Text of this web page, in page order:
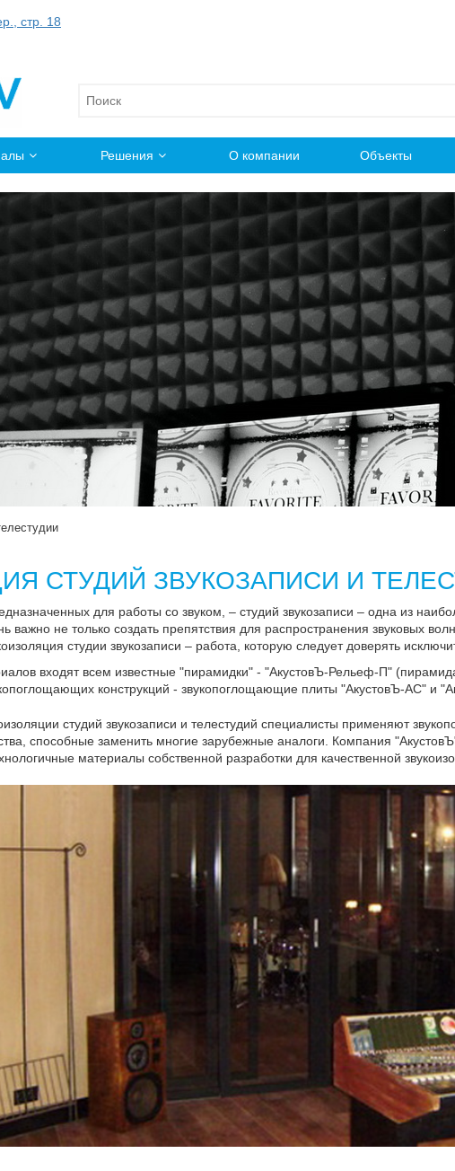
стр. 18
Решения О компании Объекты
СТУДИЙ ЗВУКОЗАПИСИ И
для работы со звуком, – студий звукозаписи – одна из
важно не только создать препятствия для распространения звуковых
студии звукозаписи – работа, которую следует доверять
входят всем известные "пирамидки" - "АкустовЪ-Рельеф-П"
конструкций - звукопоглощающие плиты "АкустовЪ-АС" и
студий звукозаписи и телестудий специалисты применяют
способные заменить многие зарубежные аналоги. Компания
материалы собственной разработки для качественной